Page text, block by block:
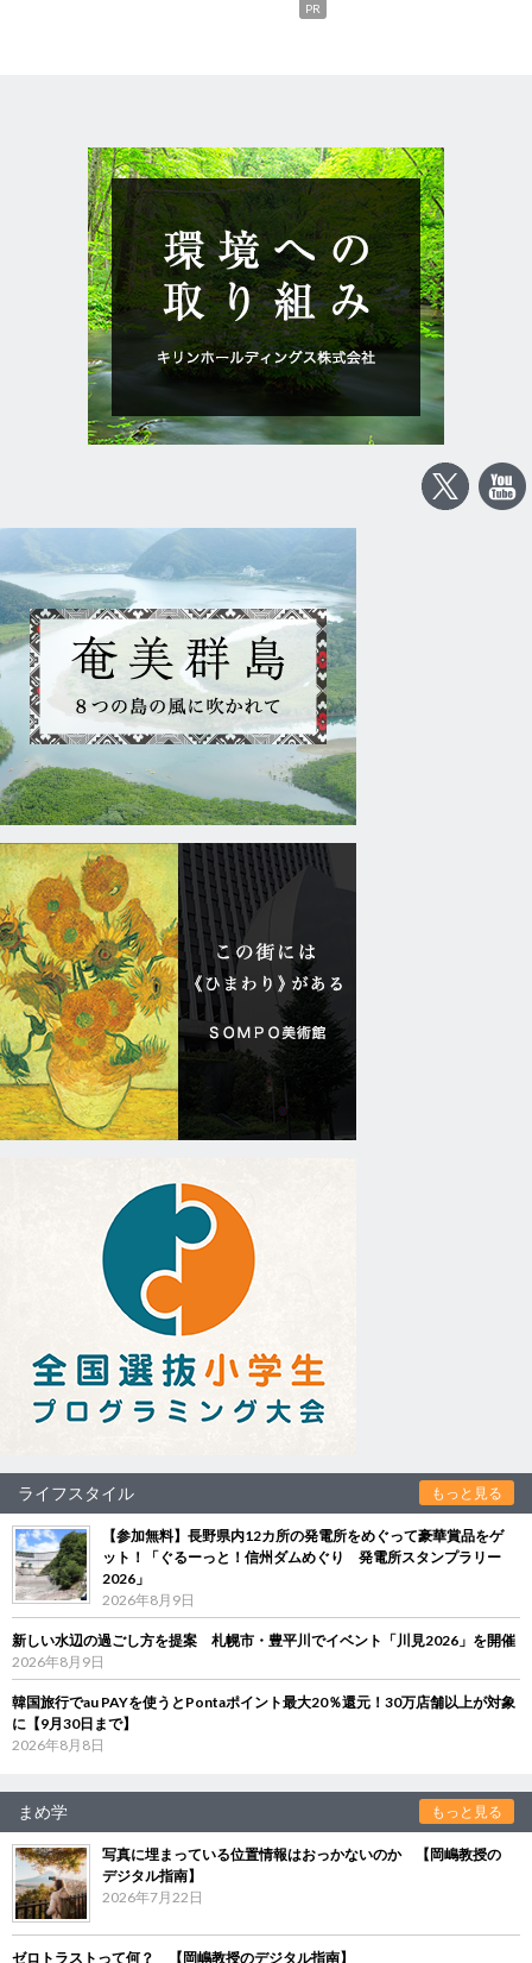
PR
ライフスタイル もっと見る
【参加無料】長野県内12カ所の発電所をめぐって豪華賞品をゲ
ット！「ぐるーっと！信州ダムめぐり 発電所スタンプラリー
2026」
2026年8月9日
新しい水辺の過ごし方を提案 札幌市・豊平川でイベント「川見2026」を開催
2026年8月9日
韓国旅行でau PAYを使うとPontaポイント最大20％還元！30万店舗以上が対象
に【9月30日まで】
2026年8月8日
まめ学 もっと見る
写真に埋まっている位置情報はおっかないのか 【岡嶋教授の
デジタル指南】
2026年7月22日
ゼロトラストって何？ 【岡嶋教授のデジタル指南】